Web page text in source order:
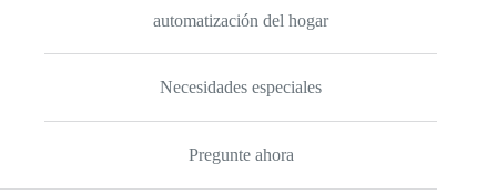
automatización del hogar
Necesidades especiales
Pregunte ahora